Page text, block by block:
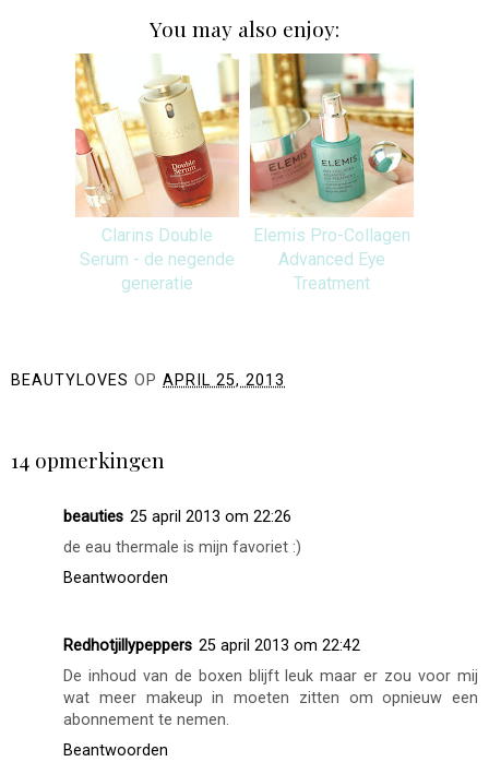
You may also enjoy:
Clarins Double
Serum - de negende
generatie
Elemis Pro-Collagen
Advanced Eye
Treatment
BEAUTYLOVES OP APRIL 25, 2013
14 opmerkingen
beauties 25 april 2013 om 22:26
de eau thermale is mijn favoriet :)
Beantwoorden
Redhotjillypeppers 25 april 2013 om 22:42
De inhoud van de boxen blijft leuk maar er zou voor mij
wat meer makeup in moeten zitten om opnieuw een
abonnement te nemen.
Beantwoorden